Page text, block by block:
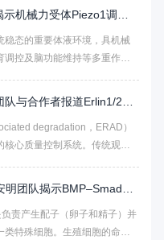
关系；而高度多样的单糖组
高分辨率三维结构解析。这种
很大程度上阻碍了人类对糖质
用机制的深入理解。
子刊 Cell Chemical Biology 发
发的 “酷寻”（CryoSeek）冷
水样中发现了 5 种新型糖纤
原子级高分辨率结构。研究首
主” 到 “纯糖” 的连续结构谱
这类纤维组装与结构稳定的
结构必须由蛋白质或核酸主
攻克了复杂糖纤维结构解析的
策略在未知生物实体发现中
优先” 的全新研究范式，为糖
机械力受体Piezo1调控
稳态的重要体液环境，具机械
调控及脑功能维持等多重作
流动带来的机械刺激中。然
知机械信号，进而调控脑脊液
制解释。degradation，ERAD）
核心质量控制系统。传统观点
蛋白。然而，近年来的研究逐
错”职责，还通过选择性降解部
控固醇合成、钙稳态以及内质
传递(Christianson and
团队揭示BMP–Smad1/9
责产生配子（卵子和精子）并
类特殊细胞。生殖细胞的命运